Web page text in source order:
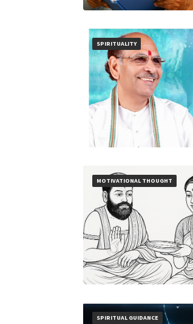
SPIRITUALITY
MOTIVATIONAL THOUGHT
SPIRITUAL GUIDANCE